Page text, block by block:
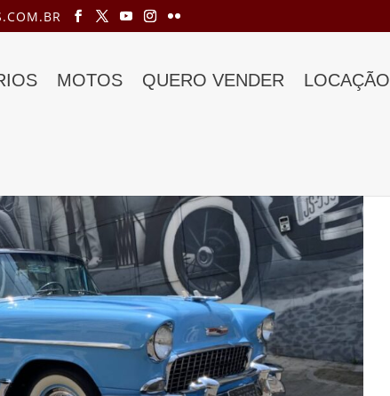
MOTOS QUERO VENDER LOCAÇÃO